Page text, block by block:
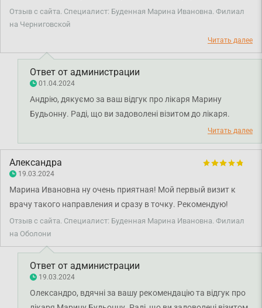
внимательно выслушала. Подробно и понятно все объяснила
и назначила лечение. Благодарю Вас!
Отзыв с сайта. Специалист: Буденная Марина Ивановна. Филиал
на Черниговской
Читать далее
Ответ от администрации
01.04.2024
Андрію, дякуємо за ваш відгук про лікаря Марину
Будьонну. Раді, що ви задоволені візитом до лікаря.
Читать далее
Александра
19.03.2024
Марина Ивановна ну очень приятная! Мой первый визит к
врачу такого направления и сразу в точку. Рекомендую!
Отзыв с сайта. Специалист: Буденная Марина Ивановна. Филиал
на Оболони
Ответ от администрации
19.03.2024
Олександро, вдячні за вашу рекомендацію та відгук про